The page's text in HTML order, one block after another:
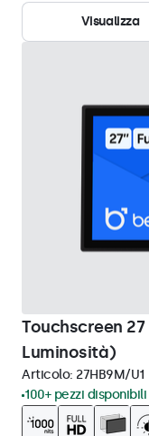
Visualizza
Touchscreen
Luminosità)
Articolo: 27HB9M/U1
100+ pezzi disponibili